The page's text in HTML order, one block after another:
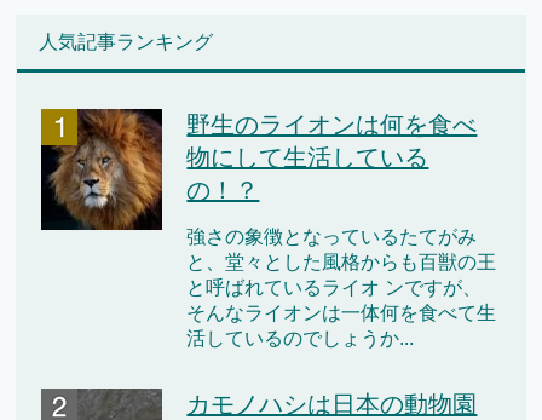
人気記事ランキング
野生のライオンは何を食べ
物にして生活している
の！？
強さの象徴となっているたてがみ
と、堂々とした風格からも百獣の王
と呼ばれているライオ ンですが、
そんなライオンは一体何を食べて生
活しているのでしょうか...
カモノハシは日本の動物園